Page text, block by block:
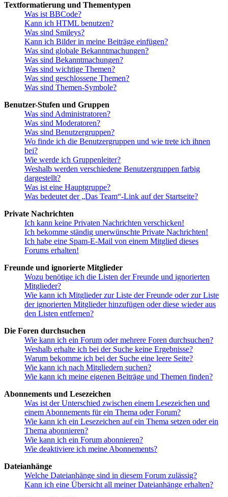
Textformatierung und Thementypen
Was ist BBCode?
Kann ich HTML benutzen?
Was sind Smileys?
Kann ich Bilder in meine Beiträge einfügen?
Was sind globale Bekanntmachungen?
Was sind Bekanntmachungen?
Was sind wichtige Themen?
Was sind geschlossene Themen?
Was sind Themen-Symbole?
Benutzer-Stufen und Gruppen
Was sind Administratoren?
Was sind Moderatoren?
Was sind Benutzergruppen?
Wo finde ich die Benutzergruppen und wie trete ich ihnen
bei?
Wie werde ich Gruppenleiter?
Weshalb werden verschiedene Benutzergruppen farbig
dargestellt?
Was ist eine Hauptgruppe?
Was bedeutet der „Das Team“-Link auf der Startseite?
Private Nachrichten
Ich kann keine Privaten Nachrichten verschicken!
Ich bekomme ständig unerwünschte Private Nachrichten!
Ich habe eine Spam-E-Mail von einem Mitglied dieses
Forums erhalten!
Freunde und ignorierte Mitglieder
Wozu benötige ich die Listen der Freunde und ignorierten
Mitglieder?
Wie kann ich Mitglieder zur Liste der Freunde oder zur Liste
der ignorierten Mitglieder hinzufügen oder diese wieder aus
den Listen entfernen?
Die Foren durchsuchen
Wie kann ich ein Forum oder mehrere Foren durchsuchen?
Weshalb erhalte ich bei der Suche keine Ergebnisse?
Warum bekomme ich bei der Suche eine leere Seite?
Wie kann ich nach Mitgliedern suchen?
Wie kann ich meine eigenen Beiträge und Themen finden?
Abonnements und Lesezeichen
Was ist der Unterschied zwischen einem Lesezeichen und
einem Abonnements für ein Thema oder Forum?
Wie kann ich ein Lesezeichen auf ein Thema setzen oder ein
Thema abonnieren?
Wie kann ich ein Forum abonnieren?
Wie deaktiviere ich meine Abonnements?
Dateianhänge
Welche Dateianhänge sind in diesem Forum zulässig?
Kann ich eine Übersicht all meiner Dateianhänge erhalten?